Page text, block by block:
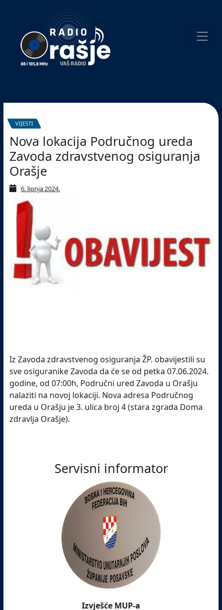
website!
VIJESTI
Nova lokacija Područnog ureda
Zavoda zdravstvenog osiguranja
Orašje
6. lipnja 2024.
Iz Zavoda zdravstvenog osiguranja ŽP. obavijestili su
sve osiguranike Zavoda da će se od petka 07.06.2024.
godine, od 07:00h, Područni ured Zavoda u Orašju
nalaziti na novoj lokaciji. Nova adresa Područnog
ureda u Orašju je 3. ulica broj 4 (stara zgrada Doma
zdravlja Orašje).
Servisni informator
Izvješće MUP-a